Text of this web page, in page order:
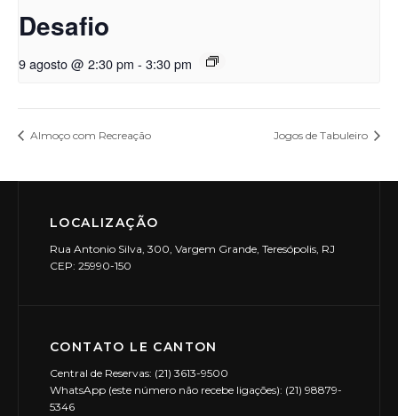
Desafio
9 agosto @ 2:30 pm - 3:30 pm
Almoço com Recreação Jogos de Tabuleiro
LOCALIZAÇÃO
Rua Antonio Silva, 300, Vargem Grande, Teresópolis, RJ
CEP: 25990-150
CONTATO LE CANTON
Central de Reservas: (21) 3613-9500
WhatsApp (este número não recebe ligações): (21) 98879-
5346